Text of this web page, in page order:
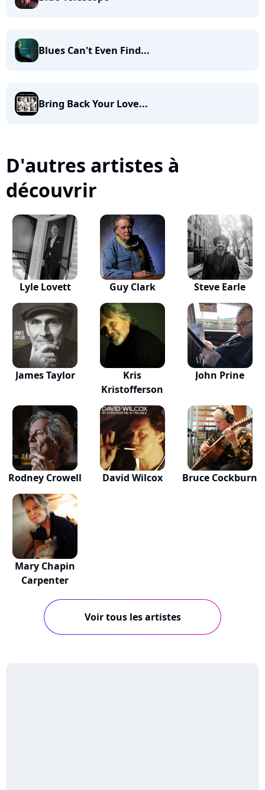
Blues Can't Even Find...
Bring Back Your Love...
D'autres artistes à
découvrir
Lyle Lovett Guy Clark Steve Earle
James Taylor
Kris
Kristofferson
John Prine
Rodney Crowell David Wilcox Bruce Cockburn
Mary Chapin
Carpenter
Voir tous les artistes